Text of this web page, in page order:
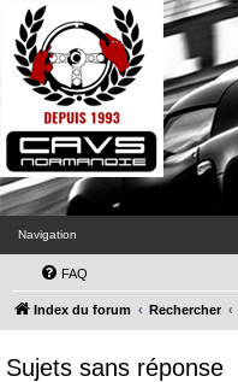
Navigation
FAQ
Index du forum Rechercher
Sujets sans réponse